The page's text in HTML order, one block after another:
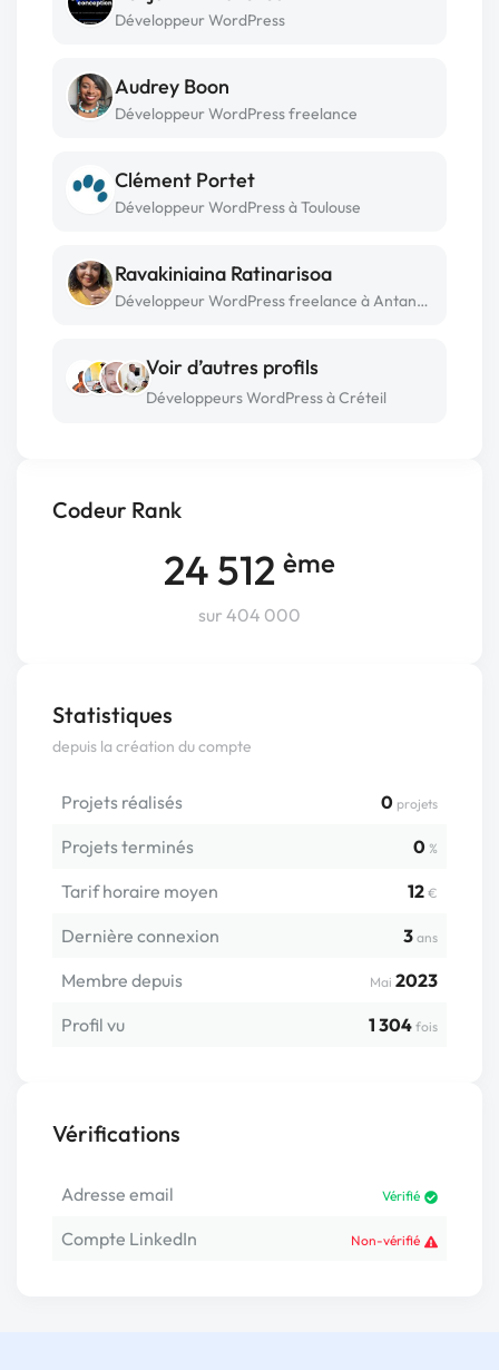
Codeur Rank
24 512 ème
sur 404 000
Statistiques
depuis la création du compte
Projets réalisés 0 projets
Projets terminés 0 %
Tarif horaire moyen 12 €
Dernière connexion 3 ans
Membre depuis Mai 2023
Profil vu
1 304 fois
Vérifications
Adresse email Vérifié
Compte LinkedIn Non-vérifié
Développeur WordPress
Audrey Boon
Développeur WordPress freelance
Clément Portet
Développeur WordPress à Toulouse
Ravakiniaina Ratinarisoa
Développeur WordPress freelance à Antananarivo
Voir d’autres profils
Développeurs WordPress à Créteil